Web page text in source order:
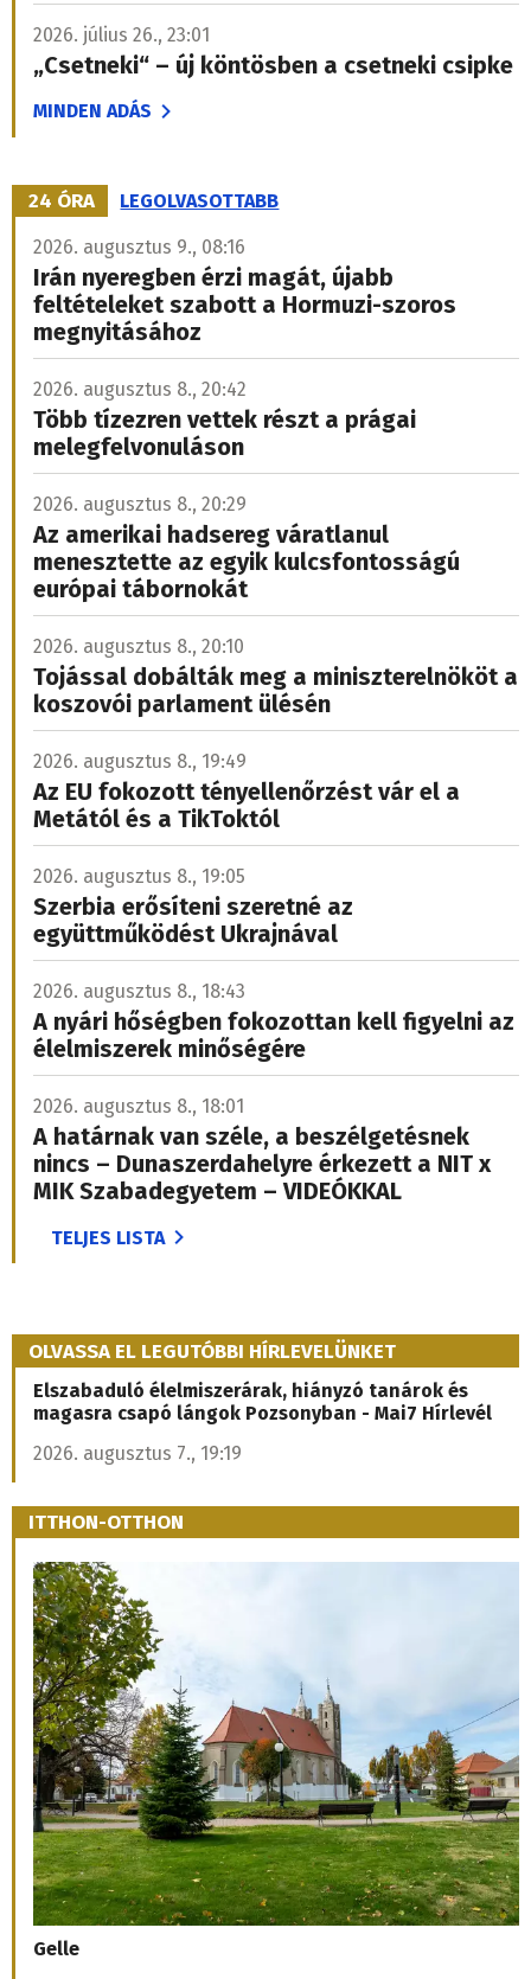
2026. július 26., 23:01
„Csetneki“ – új köntösben a csetneki csipke
MINDEN ADÁS
24 ÓRA LEGOLVASOTTABB
2026. augusztus 9., 08:16
Irán nyeregben érzi magát, újabb
feltételeket szabott a Hormuzi-szoros
megnyitásához
2026. augusztus 8., 20:42
Több tízezren vettek részt a prágai
melegfelvonuláson
2026. augusztus 8., 20:29
Az amerikai hadsereg váratlanul
menesztette az egyik kulcsfontosságú
európai tábornokát
2026. augusztus 8., 20:10
Tojással dobálták meg a miniszterelnököt a
koszovói parlament ülésén
2026. augusztus 8., 19:49
Az EU fokozott tényellenőrzést vár el a
Metától és a TikToktól
2026. augusztus 8., 19:05
Szerbia erősíteni szeretné az
együttműködést Ukrajnával
2026. augusztus 8., 18:43
A nyári hőségben fokozottan kell figyelni az
élelmiszerek minőségére
2026. augusztus 8., 18:01
A határnak van széle, a beszélgetésnek
nincs – Dunaszerdahelyre érkezett a NIT x
MIK Szabadegyetem – VIDEÓKKAL
TELJES LISTA
OLVASSA EL LEGUTÓBBI HÍRLEVELÜNKET
Elszabaduló élelmiszerárak, hiányzó tanárok és
magasra csapó lángok Pozsonyban - Mai7 Hírlevél
2026. augusztus 7., 19:19
ITTHON-OTTHON
Gelle